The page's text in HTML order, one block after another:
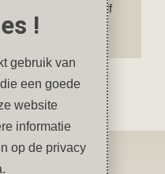
oud en nieuw: zelf
bakken!
!
gebruik van
een goede
website
informatie
op de privacy